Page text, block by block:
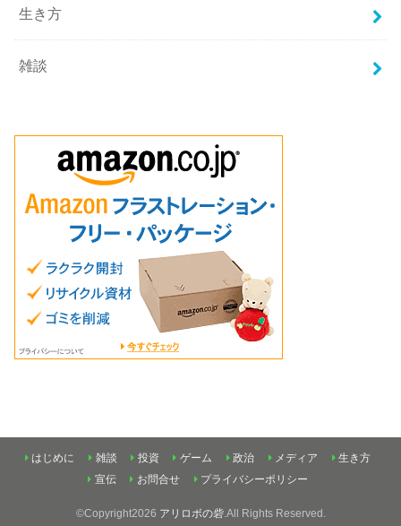
生き方
雑談
はじめに 雑談 投資 ゲーム 政治 メディア
生き方
宣伝
お問合せ プライバシーポリシー
©Copyright2026 アリロボの砦.All Rights Reserved.